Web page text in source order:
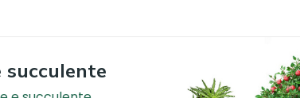
succulente